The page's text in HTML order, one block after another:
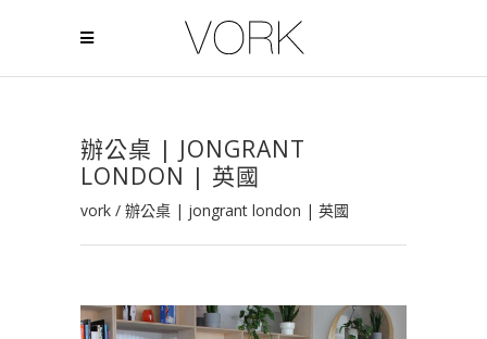
辦公桌 | JONGRANT
LONDON | 英國
vork / 辦公桌 | jongrant london | 英國